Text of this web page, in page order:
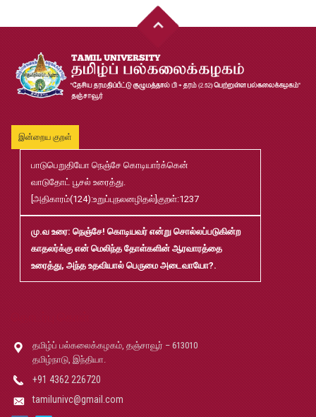
Jul
20
இளங்கலை முதுகலை தேர்வு முடிவுகள் 2026
Jul
20
முதுநிலை-பட்டயம்-தேர்வு-முடிவுகள்-மே2026
Jul
20
முனைவர்பட்டப்-பயிற்சிப்-பணித்-தேர்வு-முடிவுகள்-மே2026
Jun
02
B.Ed and M.Ed Admission Prospectus 2026-27
May
22
மரங்கள் ஏலம் விடுதல்
May
14
Robert-Caldwell-Chair-Fellowship-Temporary-Basis
May
08
தமிழ்ப் பல்கலைக்கழகம்-2026-27 சேர்க்கை விவரக் கையேடு
இன்றைய குறள்
பாடுபெறுதியோ நெஞ்சே கொடியார்க்கென்
வாடுதோட் பூசல் உரைத்து.
[அதிகாரம்(124):உறுப்புநலனழிதல்]குறள்:1237
மு.வ உரை: நெஞ்சே! கொடியவர் என்று சொல்லப்படுகின்ற
காதலர்க்கு என் மெலிந்த தோள்களின் ஆரவாரத்தை
உரைத்து, அந்த உதவியால் பெருமை அடைவாயோ?.
தொடர்பு கொள்
தமிழ்ப் பல்கலைக்கழகம், தஞ்சாவூர் – 613010
தமிழ்நாடு, இந்தியா.
+91 4362 226720
tamilunivc@gmail.com